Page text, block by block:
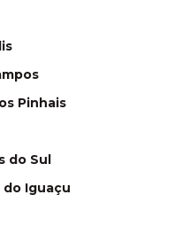
Pinhais
do Sul
do Iguaçu